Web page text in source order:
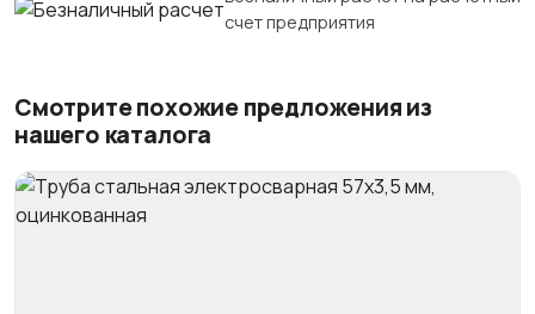
счет предприятия
Смотрите похожие предложения из
нашего каталога